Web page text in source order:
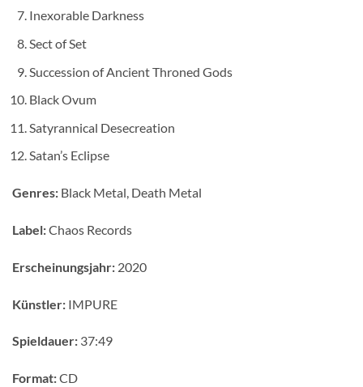
Inexorable Darkness
Sect of Set
Succession of Ancient Throned Gods
Black Ovum
Satyrannical Desecreation
Satan’s Eclipse
Genres: Black Metal, Death Metal
Label:Chaos Records
Erscheinungsjahr: 2020
Künstler: IMPURE
Spieldauer: 37:49
Format:CD